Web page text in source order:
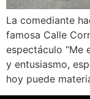
La comediante
famosa Calle
espectáculo “Me
y entusiasmo,
hoy puede